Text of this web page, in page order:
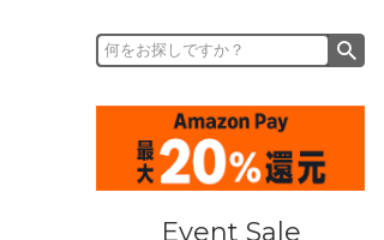
Event Sale